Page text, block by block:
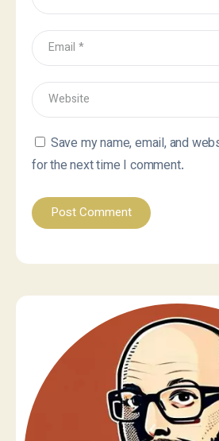
Save my name, email, and
for the next time I comment.